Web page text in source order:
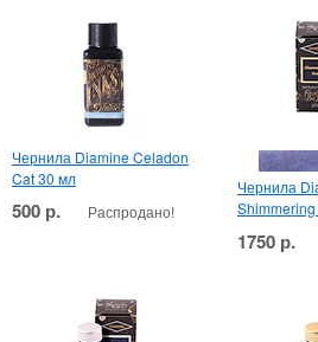
Чернила Diamine Celadon
Cat 30 мл
500 р. Распродано!
Чернила
1750 р.